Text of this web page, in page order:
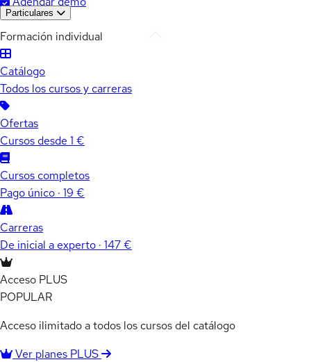
Particulares
Formación individual
Catálogo
Todos los cursos y carreras
Ofertas
Cursos desde 1 €
Cursos completos
Pago único · 19 €
Carreras
De inicial a experto · 147 €
Acceso PLUS
POPULAR
Acceso ilimitado a todos los cursos del catálogo
Ver planes PLUS